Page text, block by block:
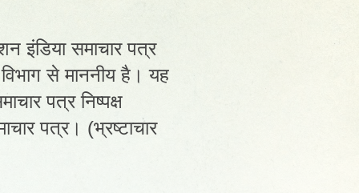
इंडिया समाचार पत्र
से माननीय है। यह
पत्र निष्पक्ष
पत्र। (भ्रष्टाचार